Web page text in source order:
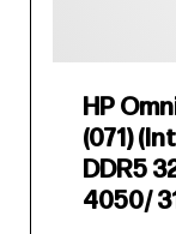
HP
(071)
DDR5
4050/